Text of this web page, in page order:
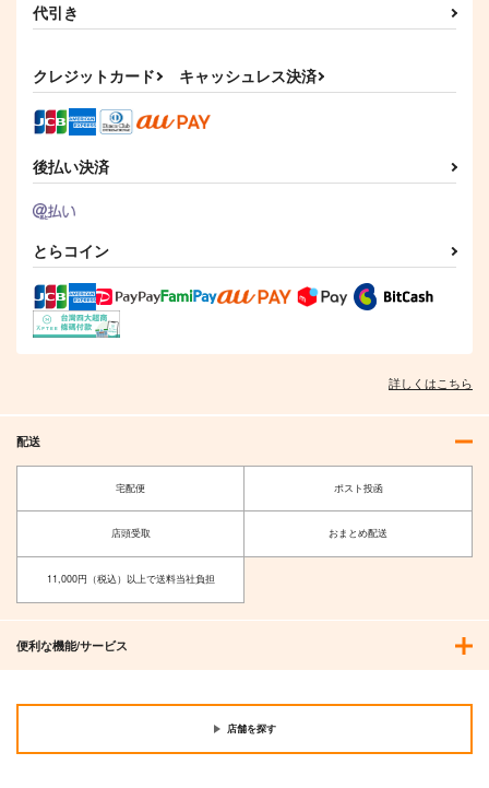
カート
競売でマンションを買
った話。３
さくら研究室
サンプル
カート
壁配置の話２
パイセン
サンプル
カート
通勤道中であの娘がぱ
嘘つき屋
（税込）
オリジナル
サンプル
カート
代引き
クレジットカード キャッシュレス決済
後払い決済
とらコイン
詳しくはこちら
配送
宅配便 ポスト投函
店頭受取 おまとめ配送
11,000円（税込）以上で送料当社負担
便利な機能/サービス
店舗を探す